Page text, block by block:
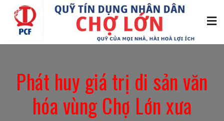
content
Phát huy giá trị di sản văn
hóa vùng Chợ Lớn xưa